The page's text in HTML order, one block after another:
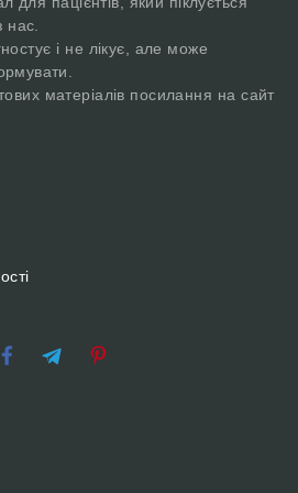
нас.
і не лікує, але може
матеріалів посилання на сайт